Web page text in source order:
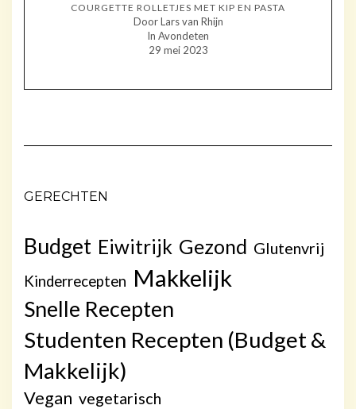
COURGETTE ROLLETJES MET KIP EN PASTA
Door Lars van Rhijn
In Avondeten
29 mei 2023
GERECHTEN
Budget Eiwitrijk Gezond Glutenvrij
Kinderrecepten Makkelijk
Snelle Recepten
Studenten Recepten (Budget &
Makkelijk)
Vegan vegetarisch